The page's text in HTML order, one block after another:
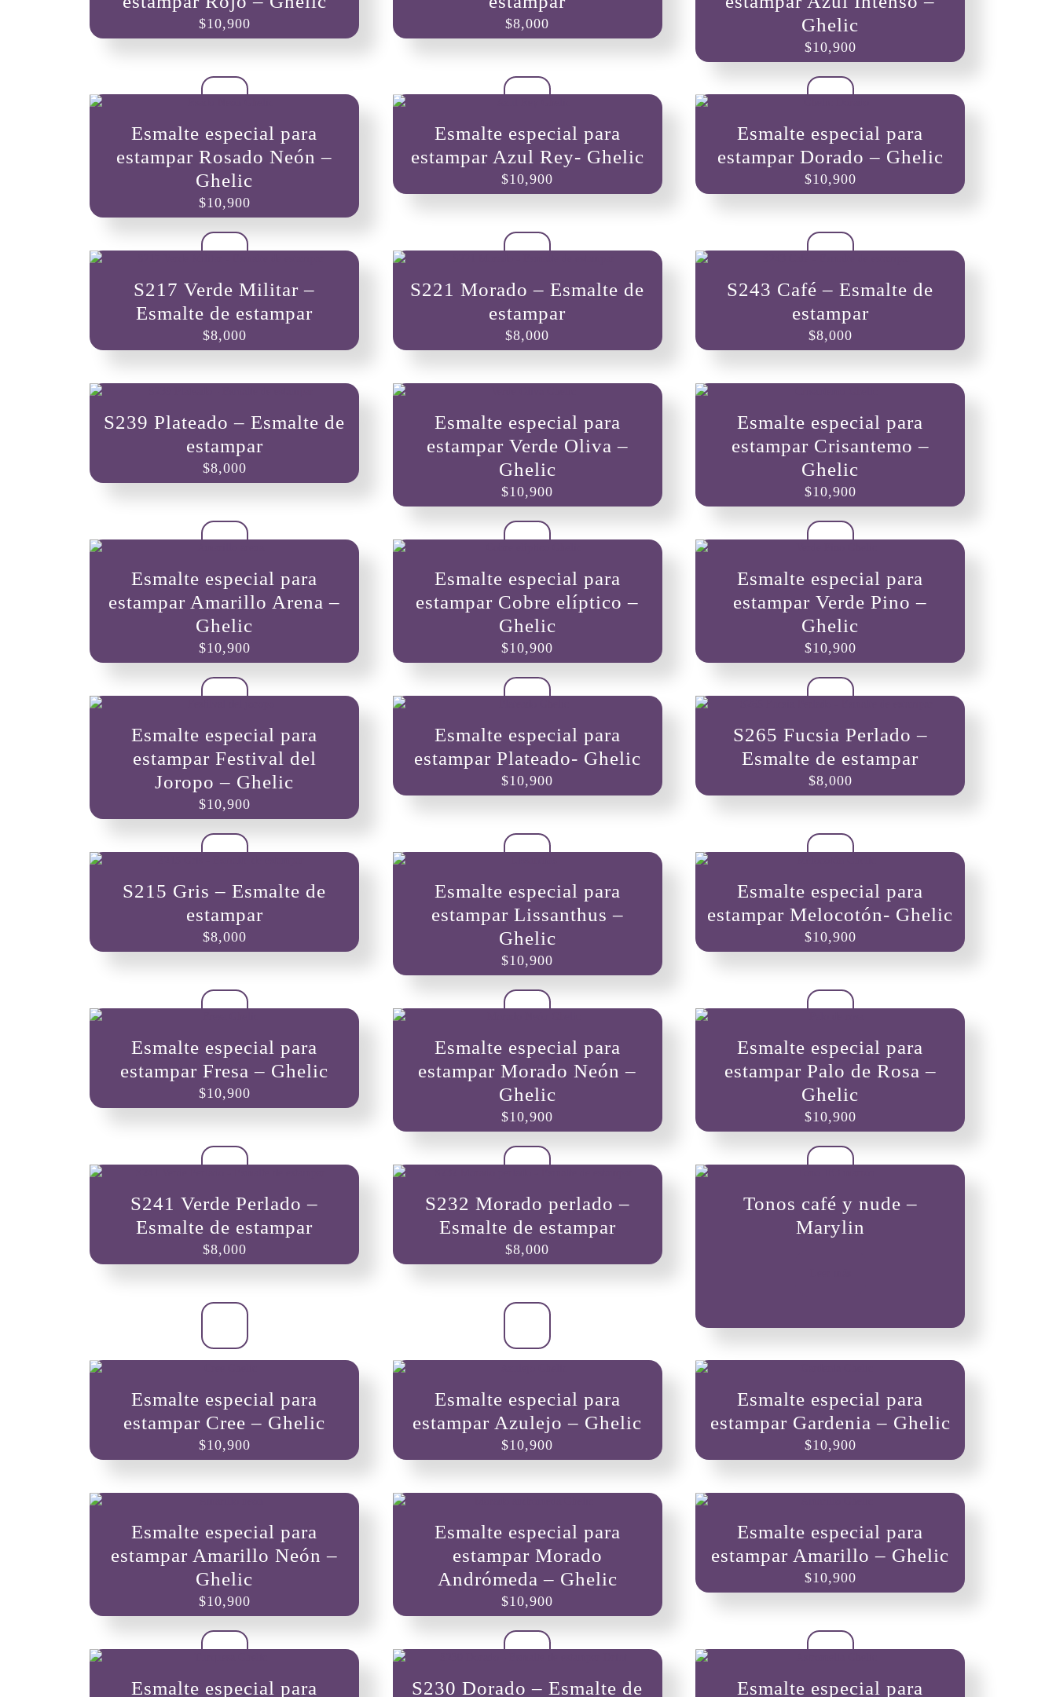
$10,900 $8,000
Ghelic
$10,900
Esmalte especial para
estampar Rosado Neón –
Ghelic
$10,900
Esmalte especial para
estampar Azul Rey- Ghelic
$10,900
Esmalte especial para
estampar Dorado – Ghelic
$10,900
S217 Verde Militar –
Esmalte de estampar
$8,000
S221 Morado – Esmalte de
estampar
$8,000
S243 Café – Esmalte de
estampar
$8,000
S239 Plateado – Esmalte de
estampar
$8,000
Esmalte especial para
estampar Verde Oliva –
Ghelic
$10,900
Esmalte especial para
estampar Crisantemo –
Ghelic
$10,900
Esmalte especial para
estampar Amarillo Arena –
Ghelic
$10,900
Esmalte especial para
estampar Cobre elíptico –
Ghelic
$10,900
Esmalte especial para
estampar Verde Pino –
Ghelic
$10,900
Esmalte especial para
estampar Festival del
Joropo – Ghelic
$10,900
Esmalte especial para
estampar Plateado- Ghelic
$10,900
S265 Fucsia Perlado –
Esmalte de estampar
$8,000
S215 Gris – Esmalte de
estampar
$8,000
Esmalte especial para
estampar Lissanthus –
Ghelic
$10,900
Esmalte especial para
estampar Melocotón- Ghelic
$10,900
Esmalte especial para
estampar Fresa – Ghelic
$10,900
Esmalte especial para
estampar Morado Neón –
Ghelic
$10,900
Esmalte especial para
estampar Palo de Rosa –
Ghelic
$10,900
S241 Verde Perlado –
Esmalte de estampar
$8,000
S232 Morado perlado –
Esmalte de estampar
$8,000
Tonos café y nude –
Marylin
Esmalte especial para
estampar Cree – Ghelic
$10,900
Esmalte especial para
estampar Azulejo – Ghelic
$10,900
Esmalte especial para
estampar Gardenia – Ghelic
$10,900
Esmalte especial para
estampar Amarillo Neón –
Ghelic
$10,900
Esmalte especial para
estampar Morado
Andrómeda – Ghelic
$10,900
Esmalte especial para
estampar Amarillo – Ghelic
$10,900
Esmalte especial para S230 Dorado – Esmalte de Esmalte especial para